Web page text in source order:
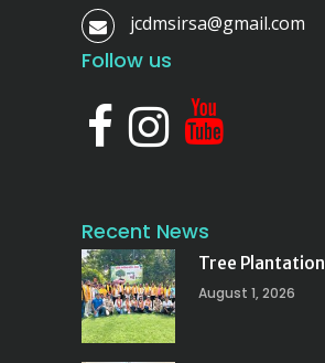
jcdmsirsa@gmail.com
Follow us
Recent News
Tree Plantation
August 1, 2026